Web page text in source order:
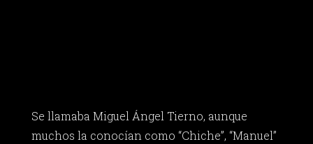
Se llamaba Miguel Ángel Tierno, aunque
muchos la conocían como “Chiche”, “Manuel”